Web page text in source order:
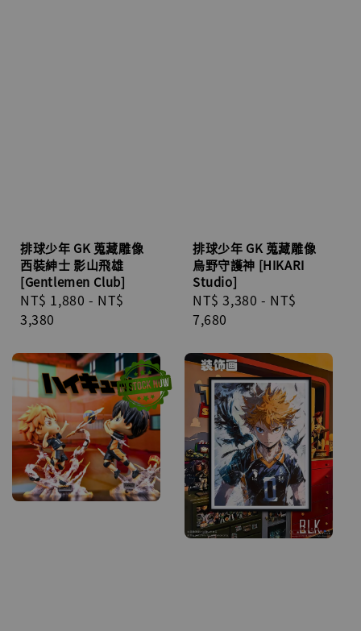
排球少年 GK 蒐藏雕像
西裝紳士 影山飛雄
[Gentlemen Club]
Regular
price
NT$ 1,880 - NT$
3,380
排球少年 GK 蒐藏雕像
烏野守護神 [HIKARI
Studio]
Regular
price
NT$ 3,380 - NT$
7,680